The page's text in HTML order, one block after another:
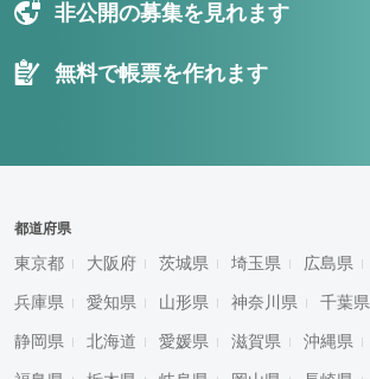
非公開の募集を見れます
無料で帳票を作れます
都道府県
東京都 大阪府 茨城県 埼玉県 広島県
兵庫県 愛知県 山形県 神奈川県 千葉県
静岡県 北海道 愛媛県 滋賀県 沖縄県